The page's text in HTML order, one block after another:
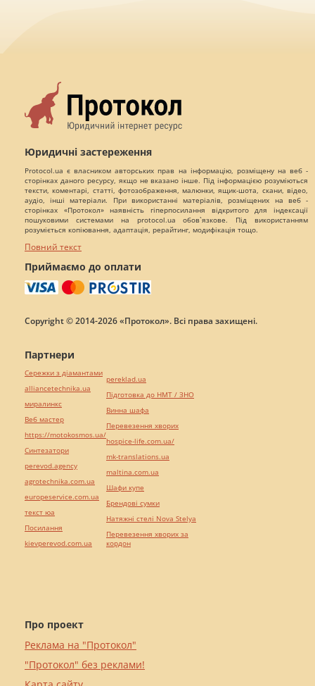
Юридичні застереження
Protocol.ua є власником авторських прав на інформацію, розміщену на веб -
сторінках даного ресурсу, якщо не вказано інше. Під інформацією розуміються
тексти, коментарі, статті, фотозображення, малюнки, ящик-шота, скани, відео,
аудіо, інші матеріали. При використанні матеріалів, розміщених на веб -
сторінках «Протокол» наявність гіперпосилання відкритого для індексації
пошуковими системами на protocol.ua обов`язкове. Під використанням
розуміється копіювання, адаптація, рерайтинг, модифікація тощо.
Повний текст
Приймаємо до оплати
Copyright © 2014-2026 «Протокол». Всі права захищені.
Про проект
Реклама на "Протокол"
"Протокол" без реклами!
Партнери
Сережки з діамантами
alliancetechnika.ua
миралинкс
Веб мастер
https://motokosmos.ua/
Синтезатори
perevod.agency
agrotechnika.com.ua
europeservice.com.ua
текст юа
Посилання
kievperevod.com.ua
pereklad.ua
Підготовка до НМТ / ЗНО
Винна шафа
Перевезення хворих
hospice-life.com.ua/
mk-translations.ua
maltina.com.ua
Шафи купе
Брендові сумки
Натяжні стелі Nova Stelya
Перевезення хворих за
кордон